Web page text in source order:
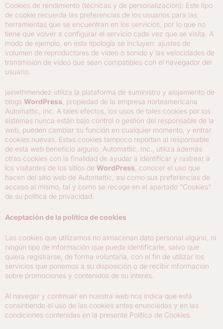
Cookies de rendimiento (técnicas y de personalización): Este tipo
de cookie recuerda las preferencias de los usuarios para las
herramientas que se encuentran en los servicios, por lo que no
tiene que volver a configurar el servicio cada vez que se visita. A
modo de ejemplo, en esta tipología se incluyen: ajustes de
volumen de reproductores de vídeo o sonido y las velocidades de
transmisión de vídeo que sean compatibles con el navegador del
usuario.
jainethmendez utiliza la plataforma de suministro y alojamiento de
blogs WordPress , propiedad de la empresa norteamericana
Automattic, Inc. A tales efectos, los usos de tales cookies por los
sistemas nunca están bajo control o gestión del responsable de la
web, pueden cambiar su función en cualquier momento, y entrar
cookies nuevas. Estas cookies tampoco reportan al responsable
de esta web beneficio alguno. Automattic, Inc., utiliza además
otras cookies con la finalidad de ayudar a identificar y rastrear a
los visitantes de los sitios de WordPress , conocer el uso que
hacen del sitio web de Automattic, así como sus preferencias de
acceso al mismo, tal y como se recoge en el apartado “Cookies”
de su política de privacidad.
Aceptación de la política de cookies
Las cookies que utilizamos no almacenan dato personal alguno, ni
ningún tipo de información que pueda identificarle, salvo que
quiera registrarse, de forma voluntaria, con el fin de utilizar los
servicios que ponemos a su disposición o de recibir información
sobre promociones y contenidos de su interés.
Al navegar y continuar en nuestra web nos indica que está
consintiendo el uso de las cookies antes enunciadas y en las
condiciones contenidas en la presente Política de Cookies.